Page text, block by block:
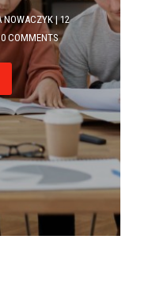
NOWACZYK|12
COMMENTS